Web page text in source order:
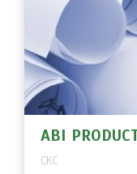
ABI
СКС